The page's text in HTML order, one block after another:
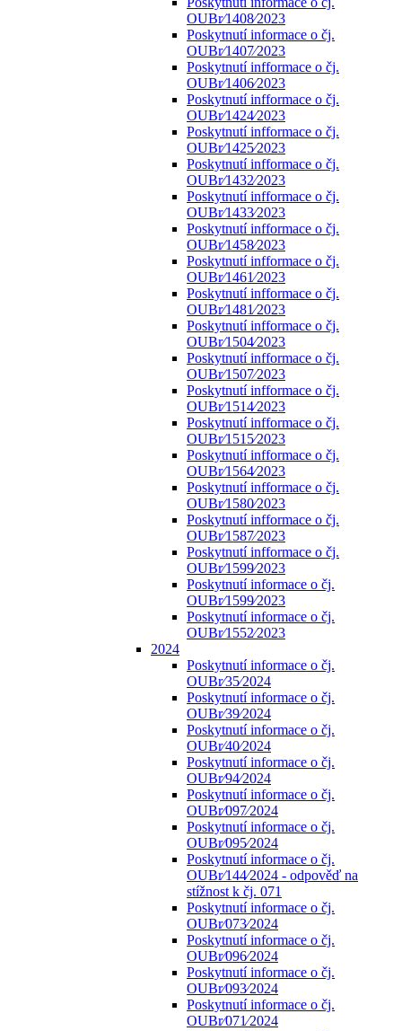
OUBr⁄1408⁄2023
Poskytnutí informace o čj.
OUBr⁄1407⁄2023
Poskytnutí infformace o čj.
OUBr⁄1406⁄2023
Poskytnutí infformace o čj.
OUBr⁄1424⁄2023
Poskytnutí infformace o čj.
OUBr⁄1425⁄2023
Poskytnutí infformace o čj.
OUBr⁄1432⁄2023
Poskytnutí infformace o čj.
OUBr⁄1433⁄2023
Poskytnutí infformace o čj.
OUBr⁄1458⁄2023
Poskytnutí infformace o čj.
OUBr⁄1461⁄2023
Poskytnutí infformace o čj.
OUBr⁄1481⁄2023
Poskytnutí infformace o čj.
OUBr⁄1504⁄2023
Poskytnutí infformace o čj.
OUBr⁄1507⁄2023
Poskytnutí infformace o čj.
OUBr⁄1514⁄2023
Poskytnutí infformace o čj.
OUBr⁄1515⁄2023
Poskytnutí infformace o čj.
OUBr⁄1564⁄2023
Poskytnutí infformace o čj.
OUBr⁄1580⁄2023
Poskytnutí infformace o čj.
OUBr⁄1587⁄2023
Poskytnutí infformace o čj.
OUBr⁄1599⁄2023
Poskytnutí informace o čj.
OUBr⁄1599⁄2023
Poskytnutí informace o čj.
OUBr⁄1552⁄2023
2024
Poskytnutí informace o čj.
OUBr⁄35⁄2024
Poskytnutí informace o čj.
OUBr⁄39⁄2024
Poskytnutí informace o čj.
OUBr⁄40⁄2024
Poskytnutí informace o čj.
OUBr⁄94⁄2024
Poskytnutí informace o čj.
OUBr⁄097⁄2024
Poskytnutí informace o čj.
OUBr⁄095⁄2024
Poskytnutí informace o čj.
OUBr⁄144⁄2024 - odpověď na
stížnost k čj. 071
Poskytnutí informace o čj.
OUBr⁄073⁄2024
Poskytnutí informace o čj.
OUBr⁄096⁄2024
Poskytnutí informace o čj.
OUBr⁄093⁄2024
Poskytnutí informace o čj.
OUBr⁄071⁄2024